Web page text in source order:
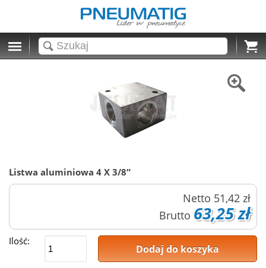
Cart
Listwa aluminiowa 4 X 3/8″
Netto 51,42 zł
Brutto 63,25 zł
Ilość:
Dodaj do koszyka